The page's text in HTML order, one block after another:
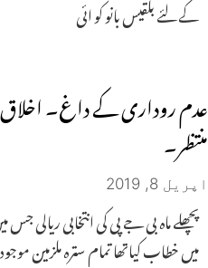
کے لئے بلقیس بانو کو ائی
عدم روداری کے داغ۔ اخلاق
منتظر۔
اپریل 8, 2019
پچھلے ماہ بی جے پی کی انتخابی ریالی
میں خطاب کیاتھا تمام سترہ ملزمین